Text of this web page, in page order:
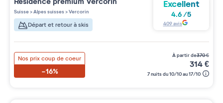
Suisse>Alpes suisses>Vercorin
Départ et retour à skis
Excellent
4.6/5
409avis
Nos prix coup de coeur
-16%
à partir de370€
314€
7 nuits du 10/10 au 17/10